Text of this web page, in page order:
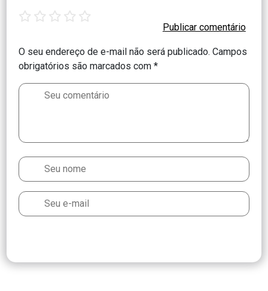
O seu endereço de e-mail não será publicado. Campos
obrigatórios são marcados com*
star stars stars stars stars